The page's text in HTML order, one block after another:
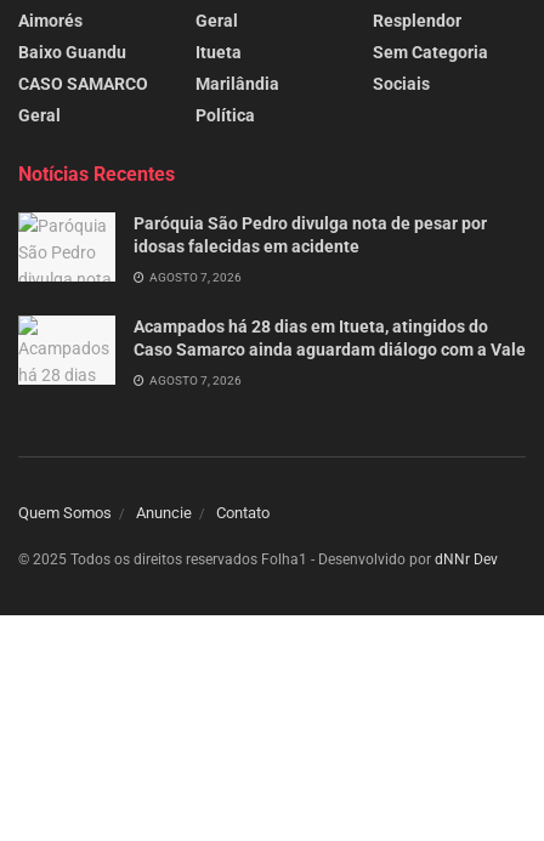
Aimorés
Baixo Guandu
CASO SAMARCO
Geral
Geral
Itueta
Marilândia
Política
Resplendor
Sem Categoria
Sociais
Notícias Recentes
Paróquia São Pedro divulga nota de pesar por
idosas falecidas em acidente
AGOSTO 7, 2026
Acampados há 28 dias em Itueta, atingidos do
Caso Samarco ainda aguardam diálogo com a Vale
AGOSTO 7, 2026
Quem Somos Anuncie Contato
© 2025 Todos os direitos reservados Folha1 - Desenvolvido por dNNr Dev